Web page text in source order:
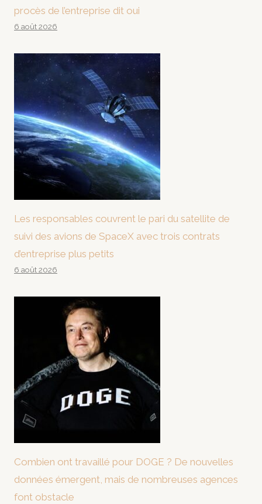
procès de l’entreprise dit oui
6 août 2026
Les responsables couvrent le pari du satellite de
suivi des avions de SpaceX avec trois contrats
d’entreprise plus petits
6 août 2026
Combien ont travaillé pour DOGE ? De nouvelles
données émergent, mais de nombreuses agences
font obstacle